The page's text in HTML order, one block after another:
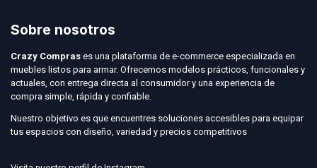
Sobre nosotros
Crazy Compras es una plataforma de e-commerce especializada en
muebles listos para armar. Ofrecemos modelos prácticos, funcionales y
actuales, con entrega directa al consumidor y una experiencia de
compra simple, rápida y confiable.
Nuestro objetivo es que encuentres soluciones accesibles para equipar
tus espacios con diseño, variedad y precios competitivos